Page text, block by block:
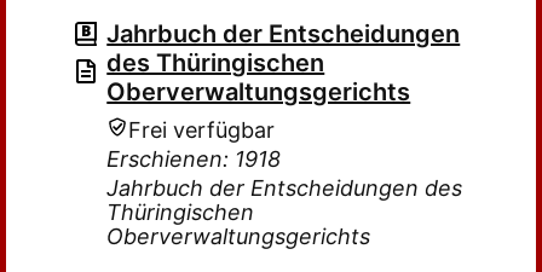
Jahrbuch der Entscheidungen
des Thüringischen
Oberverwaltungsgerichts
Frei verfügbar
Erschienen: 1918
Jahrbuch der Entscheidungen des
Thüringischen
Oberverwaltungsgerichts